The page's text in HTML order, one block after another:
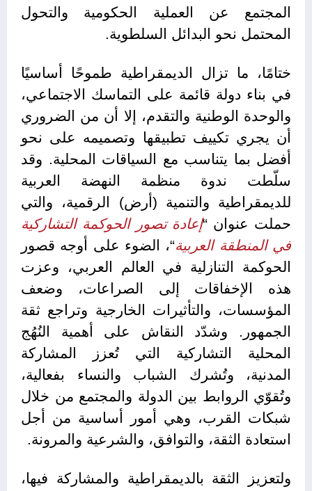
المجتمع عن العملية الحكومية والتحول
المحتمل نحو البدائل السلطوية.
ختامًا، ما تزال الديمقراطية طموحًا أساسيًا
في بناء دولة قائمة على التماسك الاجتماعي،
والوحدة الوطنية والتقدم، إلا أن من الضروري
أن يجري تكييف تطبيقها وتصميمه على نحو
أفضل بما يتناسب مع السياقات المحلية. وقد
سلّطت ندوة منظمة النهضة العربية
للديمقراطية والتنمية (أرض) الرقمية، والتي
حملت عنوان “إعادة تصور الحوكمة التشاركية
في المنطقة العربية“، الضوء على أوجه قصور
الحوكمة التنازلية في العالم العربي، وعزت
هذه الإخفاقات إلى الصراعات، وضعف
المؤسسات، والتأثيرات الخارجية وتراجع ثقة
الجمهور. وشدّد النقاش على أهمية النُهُج
المحلية التشاركية التي تُعزز المشاركة
المدنية، وتُشرك الشباب والنساء بفعالية،
وتُقوّي الروابط بين الدولة والمجتمع من خلال
شبكات القرب، وهي أمور أساسية من أجل
استعادة الثقة، والتوافق، والشرعية والمرونة.
ولتعزيز الثقة بالديمقراطية والمشاركة فيها،